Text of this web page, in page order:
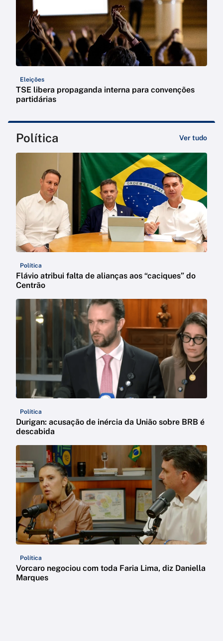
Eleições
TSE libera propaganda interna para convenções
partidárias
Política Ver tudo
Política
Flávio atribui falta de alianças aos “caciques” do
Centrão
Política
Durigan: acusação de inércia da União sobre BRB é
descabida
Política
Vorcaro negociou com toda Faria Lima, diz Daniella
Marques